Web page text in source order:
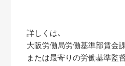
詳しくは、
大阪労働局労働基準部賃
または最寄りの労働基準監